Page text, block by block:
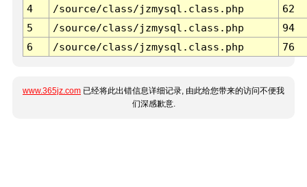
4
/source/class/jzmysql.class.php
62
5
/source/class/jzmysql.class.php
94
6
/source/class/jzmysql.class.php 76
www.365jz.com 已经将此出错信息详细记录, 由此给您带来的访问不便我
们深感歉意.